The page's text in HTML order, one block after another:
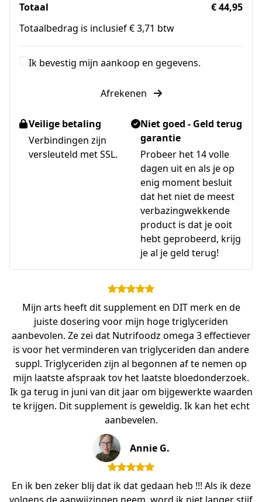
Totaal
€ 44,95
Totaalbedrag is inclusief € 3,71 btw
Ik bevestig mijn aankoop en gegevens.
Afrekenen
Veilige betaling
Verbindingen zijn
versleuteld met SSL.
Niet goed - Geld terug
garantie
Probeer het 14 volle
dagen uit en als je op
enig moment besluit
dat het niet de meest
verbazingwekkende
product is dat je ooit
hebt geprobeerd, krijg
je al je geld terug!
Mijn arts heeft dit supplement en DIT merk en de
juiste dosering voor mijn hoge triglyceriden
aanbevolen. Ze zei dat Nutrifoodz omega 3 effectiever
is voor het verminderen van triglyceriden dan andere
suppl. Triglyceriden zijn al begonnen af te nemen op
mijn laatste afspraak tov het laatste bloedonderzoek.
Ik ga terug in juni van dit jaar om bijgewerkte waarden
te krijgen. Dit supplement is geweldig. Ik kan het echt
aanbevelen.
Annie G.
En ik ben zeker blij dat ik dat gedaan heb !!! Als ik deze